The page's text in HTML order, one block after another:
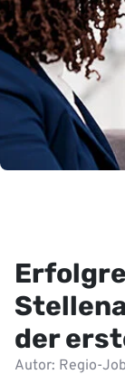
der
Autor: Regio-